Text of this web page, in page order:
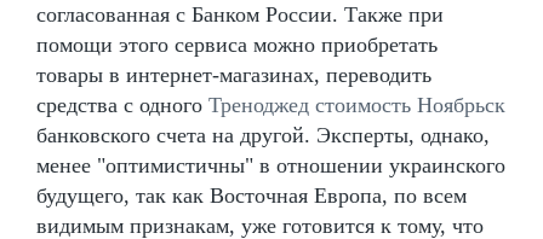
согласованная с Банком России. Также при
помощи этого сервиса можно приобретать
товары в интернет-магазинах, переводить
средства с одного Треноджед стоимость Ноябрьск
банковского счета на другой. Эксперты, однако,
менее "оптимистичны" в отношении украинского
будущего, так как Восточная Европа, по всем
видимым признакам, уже готовится к тому, что